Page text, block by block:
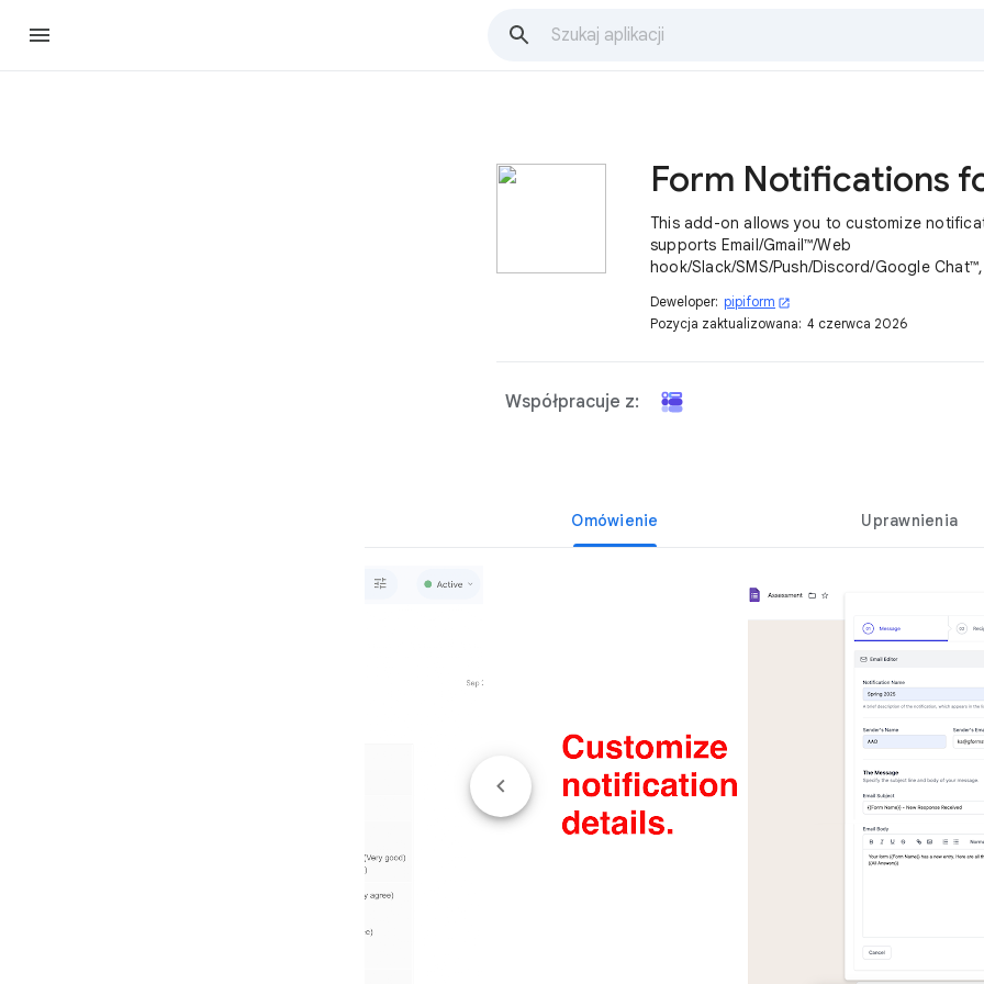
This add-on allows you to customize
supports Email/Gmail™/Web
hook/Slack/SMS/Push/Discord/Google
Deweloper: pipiform open_in_new
Pozycja zaktualizowana: 4 czerwca 2026
Współpracuje z:
Omówienie Uprawnienia